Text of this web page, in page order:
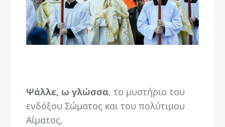
Ψάλλε, ω γλώσσα, το μυστήριο του
ενδόξου Σώματος και του πολύτιμου
Αίματος,